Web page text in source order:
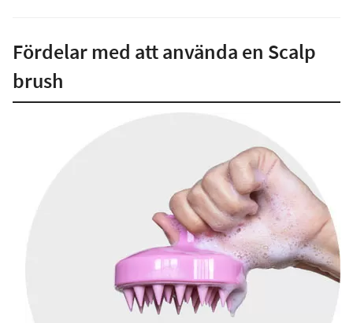
Fördelar med att använda en Scalp
brush